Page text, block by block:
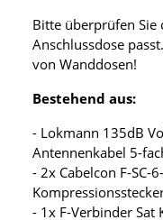
Bitte überprüfen Sie
Anschlussdose
von Wanddosen!
Bestehend aus:
- Lokmann 135dB
Antennenkabel 5-
- 2x Cabelcon F-SC-
- 1x F-Verbinder Sat